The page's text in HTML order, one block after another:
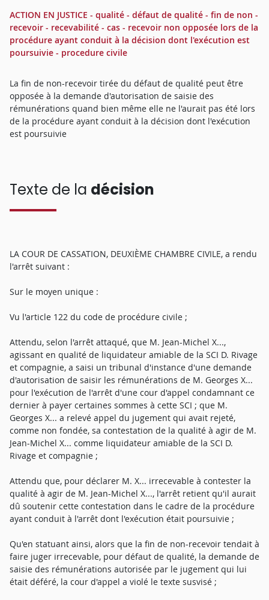
ACTION EN JUSTICE - qualité - défaut de qualité - fin de non -
recevoir - recevabilité - cas - recevoir non opposée lors de la
procédure ayant conduit à la décision dont l'exécution est
poursuivie - procedure civile
La fin de non-recevoir tirée du défaut de qualité peut être
opposée à la demande d'autorisation de saisie des
rémunérations quand bien même elle ne l'aurait pas été lors
de la procédure ayant conduit à la décision dont l'exécution
est poursuivie
Texte de la décision
LA COUR DE CASSATION, DEUXIÈME CHAMBRE CIVILE, a rendu
l'arrêt suivant :
Sur le moyen unique :
Vu l'article 122 du code de procédure civile ;
Attendu, selon l'arrêt attaqué, que M. Jean-Michel X...,
agissant en qualité de liquidateur amiable de la SCI D. Rivage
et compagnie, a saisi un tribunal d'instance d'une demande
d'autorisation de saisir les rémunérations de M. Georges X...
pour l'exécution de l'arrêt d'une cour d'appel condamnant ce
dernier à payer certaines sommes à cette SCI ; que M.
Georges X... a relevé appel du jugement qui avait rejeté,
comme non fondée, sa contestation de la qualité à agir de M.
Jean-Michel X... comme liquidateur amiable de la SCI D.
Rivage et compagnie ;
Attendu que, pour déclarer M. X... irrecevable à contester la
qualité à agir de M. Jean-Michel X..., l'arrêt retient qu'il aurait
dû soutenir cette contestation dans le cadre de la procédure
ayant conduit à l'arrêt dont l'exécution était poursuivie ;
Qu'en statuant ainsi, alors que la fin de non-recevoir tendait à
faire juger irrecevable, pour défaut de qualité, la demande de
saisie des rémunérations autorisée par le jugement qui lui
était déféré, la cour d'appel a violé le texte susvisé ;